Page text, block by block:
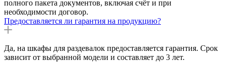
полного пакета документов, включая счёт и при
необходимости договор.
Предоставляется ли гарантия на продукцию?
Да, на шкафы для раздевалок предоставляется гарантия. Срок
зависит от выбранной модели и составляет до 3 лет.